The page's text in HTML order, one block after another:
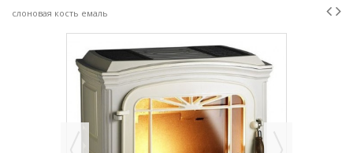
слоновая кость емаль